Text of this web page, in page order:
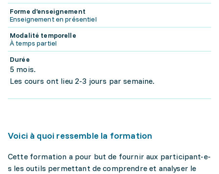
Forme d'enseignement
Enseignement en présentiel
Modalité temporelle
À temps partiel
Durée
5 mois.
Les cours ont lieu 2-3 jours par semaine.
Voici à quoi ressemble la formation
Cette formation a pour but de fournir aux participant-e-
s les outils permettant de comprendre et analyser le